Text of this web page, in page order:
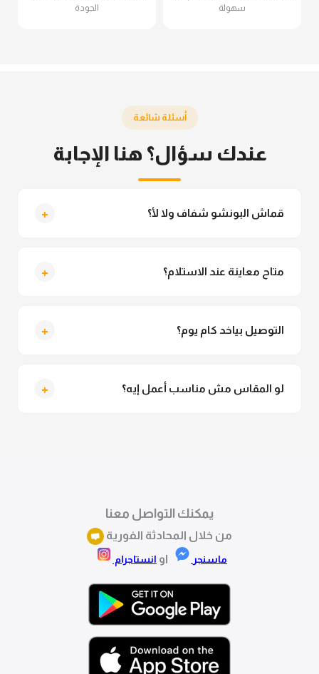
سهولة
الجودة
أسئلة شائعة
عندك سؤال؟ هنا الإجابة
قماش البونشو شفاف ولا لأ؟ +
متاح معاينة عند الاستلام؟ +
التوصيل بياخد كام يوم؟ +
لو المقاس مش مناسب أعمل إيه؟ +
يمكنك التواصل معنا
من خلال المحادثة الفورية
ماسنجر او انستاجرام